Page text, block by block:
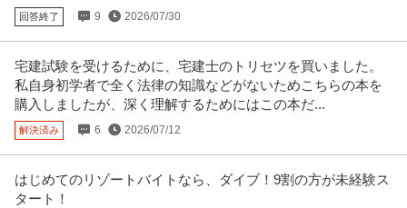
キャリアコンサルタント・キャリアカウンセラー ／ キャリアアド
バイザー（平均年収1820万円／ファーム経験者歓迎）
新着 ストックオプション
年収1,000万円
【職種】営業＞キャリアコンサルタント・キャリアカウンセラー 【業種】サ
ービス＞人材紹介・人材派遣
…続きを見る
プロデューサー・ディレクター ／ 「動画ディレクター／東京・大
阪・名古屋」土日祝休み／フレックスタイム制／健康経営推進／
株式会社サムシングファン
回答終了 9 2026/07/30
宅建試験を受けるために、宅建士のトリセツを買いました。
私自身初学者で全く法律の知識などがないためこちらの本を
購入しましたが、深く理解するためにはこの本だ...
解決済み 6 2026/07/12
はじめてのリゾートバイトなら、ダイブ！9割の方が未経験ス
タート！